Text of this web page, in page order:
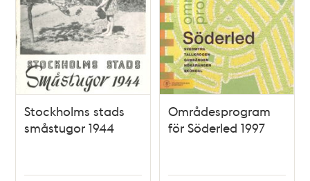
Stockholms stads
småstugor 1944
Områdesprogram
för Söderled 1997